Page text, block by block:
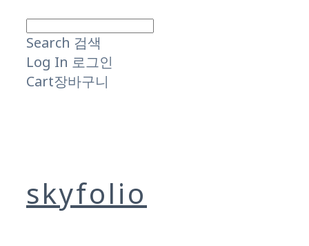
Search 검색
Log In 로그인
Cart장바구니
skyfolio